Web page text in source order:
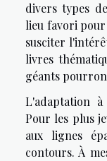
divers types
lieu favori
susciter
livres
géants
L'adaptation
Pour les plus
aux lignes
contours. À